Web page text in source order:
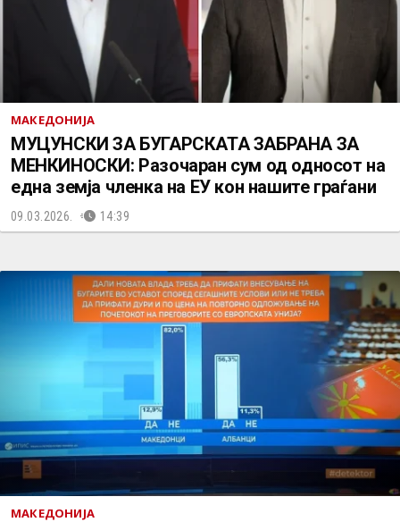
МАКЕДОНИЈА
МУЦУНСКИ ЗА БУГАРСКАТА ЗАБРАНА ЗА
МЕНКИНОСКИ: Разочаран сум од односот на
една земја членка на ЕУ кон нашите граѓани
09.03.2026. 14:39
МАКЕДОНИЈА